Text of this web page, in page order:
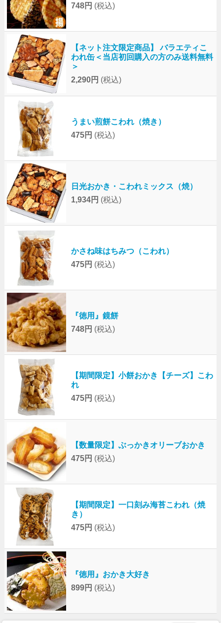
748円 (税込)
【ネット注文限定商品】 バラエティこ
われ缶＜当店初回購入の方のみ送料無料
＞
2,290円 (税込)
うまい煎餅こわれ（焼き）
475円 (税込)
日光おかき・こわれミックス（焼）
1,934円 (税込)
かさね味はちみつ（こわれ）
475円 (税込)
『徳用』鏡餅
748円 (税込)
【期間限定】小餅おかき【チーズ】こわ
れ
475円 (税込)
【数量限定】ぶっかきオリーブおかき
475円 (税込)
【期間限定】一口刻み海苔こわれ（焼
き）
475円 (税込)
『徳用』おかき大好き
899円 (税込)